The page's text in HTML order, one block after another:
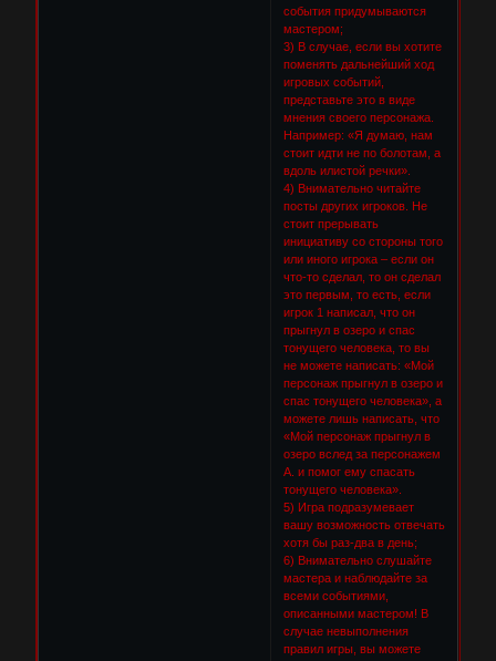
события придумываются
мастером;
3) В случае, если вы хотите
поменять дальнейший ход
игровых событий,
представьте это в виде
мнения своего персонажа.
Например: «Я думаю, нам
стоит идти не по болотам, а
вдоль илистой речки».
4) Внимательно читайте
посты других игроков. Не
стоит прерывать
инициативу со стороны того
или иного игрока – если он
что-то сделал, то он сделал
это первым, то есть, если
игрок 1 написал, что он
прыгнул в озеро и спас
тонущего человека, то вы
не можете написать: «Мой
персонаж прыгнул в озеро и
спас тонущего человека», а
можете лишь написать, что
«Мой персонаж прыгнул в
озеро вслед за персонажем
А. и помог ему спасать
тонущего человека».
5) Игра подразумевает
вашу возможность отвечать
хотя бы раз-два в день;
6) Внимательно слушайте
мастера и наблюдайте за
всеми событиями,
описанными мастером! В
случае невыполнения
правил игры, вы можете